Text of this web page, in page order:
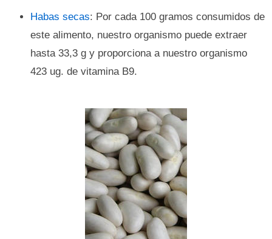
Habas secas: Por cada 100 gramos consumidos de
este alimento, nuestro organismo puede extraer
hasta 33,3 g y proporciona a nuestro organismo
423 ug. de vitamina B9.